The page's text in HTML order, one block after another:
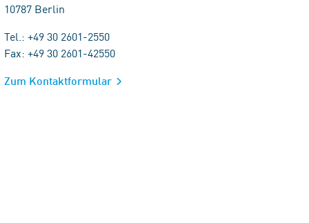
10787 Berlin
Tel.: +49 30 2601-2550
Fax: +49 30 2601-42550
Zum Kontaktformular